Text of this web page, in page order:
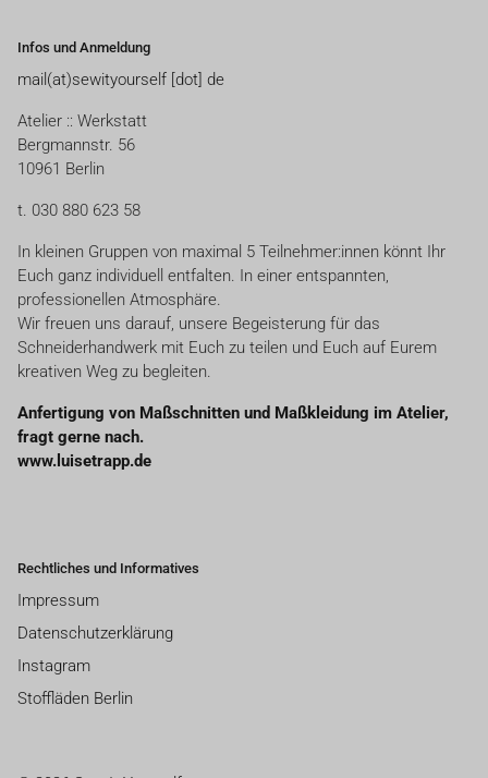
Infos und Anmeldung
mail(at)sewityourself [dot] de
Atelier :: Werkstatt
Bergmannstr. 56
10961 Berlin
t. 030 880 623 58
In kleinen Gruppen von maximal 5 Teilnehmer:innen könnt Ihr
Euch ganz individuell entfalten. In einer entspannten,
professionellen Atmosphäre.
Wir freuen uns darauf, unsere Begeisterung für das
Schneiderhandwerk mit Euch zu teilen und Euch auf Eurem
kreativen Weg zu begleiten.
Anfertigung von Maßschnitten und Maßkleidung im Atelier,
fragt gerne nach.
www.luisetrapp.de
Rechtliches und Informatives
Impressum
Datenschutzerklärung
Instagram
Stoffläden Berlin